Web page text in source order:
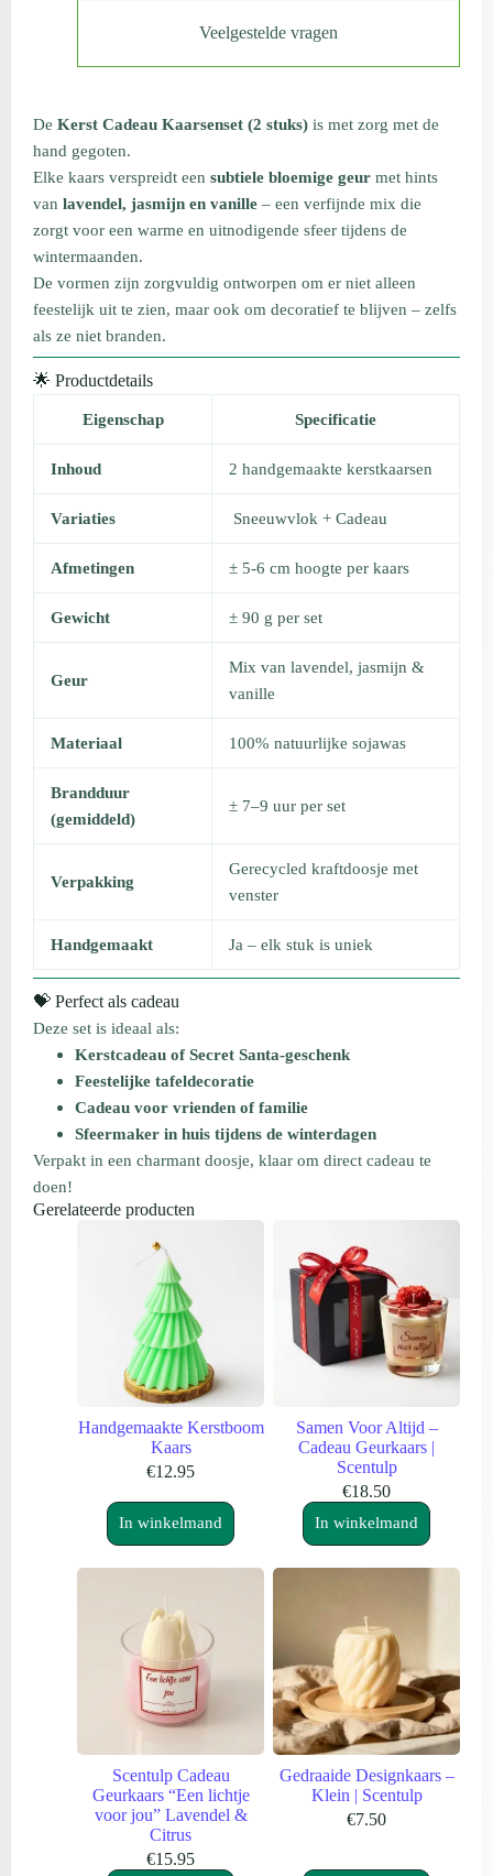
Veelgestelde vragen
De Kerst Cadeau Kaarsenset (2 stuks) is met zorg met de
hand gegoten.
Elke kaars verspreidt een subtiele bloemige geur met hints
van lavendel, jasmijn en vanille – een verfijnde mix die
zorgt voor een warme en uitnodigende sfeer tijdens de
wintermaanden.
De vormen zijn zorgvuldig ontworpen om er niet alleen
feestelijk uit te zien, maar ook om decoratief te blijven – zelfs
als ze niet branden.
🌟 Productdetails
Eigenschap Specificatie
Inhoud 2 handgemaakte kerstkaarsen
Variaties Sneeuwvlok + Cadeau
Afmetingen ± 5-6 cm hoogte per kaars
Gewicht ± 90 g per set
Geur
Mix van lavendel, jasmijn &
vanille
Materiaal 100% natuurlijke sojawas
Brandduur
(gemiddeld)
± 7–9 uur per set
Verpakking
Gerecycled kraftdoosje met
venster
Handgemaakt Ja – elk stuk is uniek
💝 Perfect als cadeau
Deze set is ideaal als:
Kerstcadeau of Secret Santa-geschenk
Feestelijke tafeldecoratie
Cadeau voor vrienden of familie
Sfeermaker in huis tijdens de winterdagen
Verpakt in een charmant doosje, klaar om direct cadeau te
doen!
Gerelateerde producten
Handgemaakte Kerstboom
Kaars
€12.95
In winkelmand
Samen Voor Altijd –
Cadeau Geurkaars |
Scentulp
€18.50
In winkelmand
Scentulp Cadeau
Geurkaars “Een lichtje
voor jou” Lavendel &
Citrus
€15.95
Gedraaide Designkaars –
Klein | Scentulp
€7.50